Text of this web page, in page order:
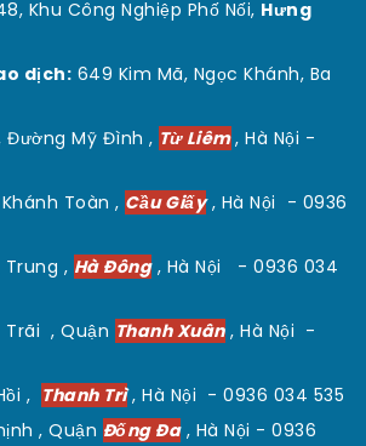
Khu Công Nghiệp Phố Nối, Hưng
dịch: 649 Kim Mã, Ngọc Khánh, Ba
Đường Mỹ Đình , Từ Liêm, Hà Nội -
Toàn , Cầu Giấy, Hà Nội - 0936
Trung , Hà Đông, Hà Nội - 0936 034
Trãi , Quận Thanh Xuân, Hà Nội -
, Thanh Trì, Hà Nội - 0936 034 535
, Quận Đống Đa, Hà Nội - 0936